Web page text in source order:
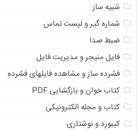
شبیه ساز
شماره گیر و لیست تماس
ضبط صدا
فایل منیجر و مدیریت فایل
فشرده ساز و مشاهده فایلهای فشرده
کتاب خوان و بازگشایی PDF
کتاب و مجله الکترونیکی
کیبورد و نوشتاری